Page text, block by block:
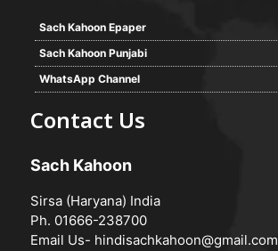
Sach Kahoon Epaper
Sach Kahoon Punjabi
WhatsApp Channel
Contact Us
Sach Kahoon
Sirsa (Haryana) India
Ph. 01666-238700
Email Us- hindisachkahoon@gmail.com